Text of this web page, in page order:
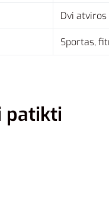
Dvi atviros
Sportas,
patikti